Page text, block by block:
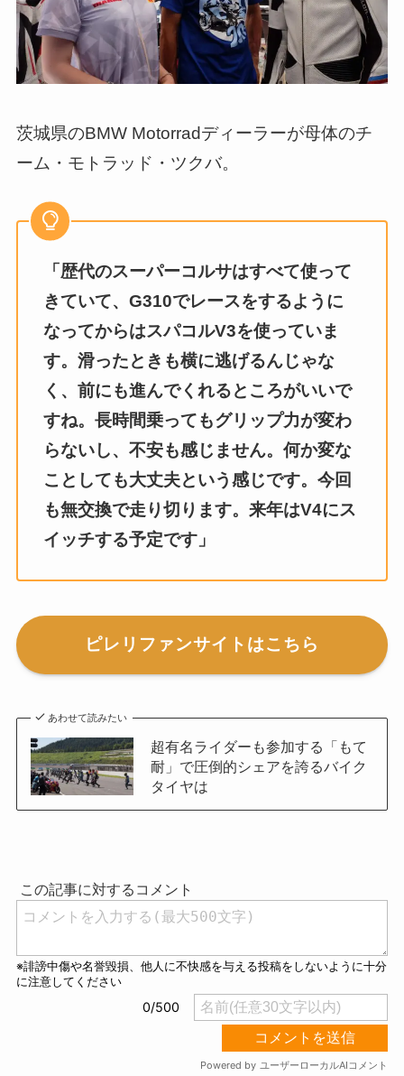
茨城県のBMW Motorradディーラーが母体のチ
ーム・モトラッド・ツクバ。
「歴代のスーパーコルサはすべて使って
きていて、G310でレースをするように
なってからはスパコルV3を使っていま
す。滑ったときも横に逃げるんじゃな
く、前にも進んでくれるところがいいで
すね。長時間乗ってもグリップ力が変わ
らないし、不安も感じません。何か変な
ことしても大丈夫という感じです。今回
も無交換で走り切ります。来年はV4にス
イッチする予定です」
ピレリファンサイトはこちら
あわせて読みたい
超有名ライダーも参加する「もて
耐」で圧倒的シェアを誇るバイク
タイヤは